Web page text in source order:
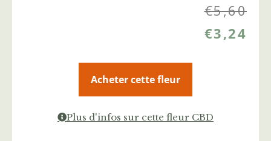
€5,60
€3,24
Acheter cette fleur
Plus d'infos sur cette fleur CBD